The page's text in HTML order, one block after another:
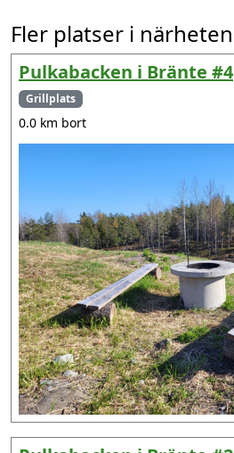
Fler platser i närheten
Pulkabacken i Bränte #4
Grillplats
0.0 km bort